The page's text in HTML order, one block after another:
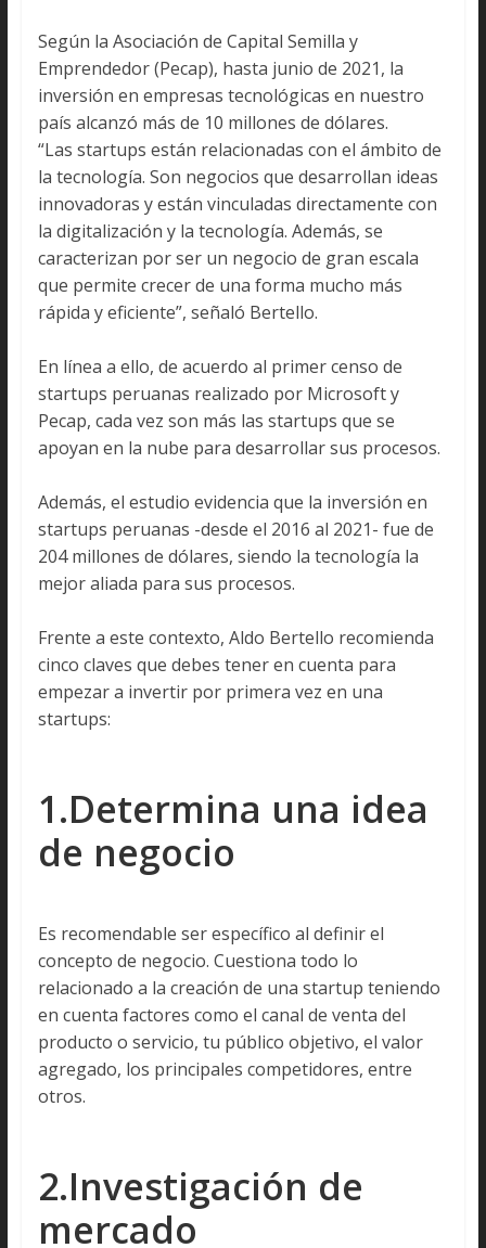
Según la Asociación de Capital Semilla y
Emprendedor (Pecap), hasta junio de 2021, la
inversión en empresas tecnológicas en nuestro
país alcanzó más de 10 millones de dólares.
“Las startups están relacionadas con el ámbito de
la tecnología. Son negocios que desarrollan ideas
innovadoras y están vinculadas directamente con
la digitalización y la tecnología. Además, se
caracterizan por ser un negocio de gran escala
que permite crecer de una forma mucho más
rápida y eficiente”, señaló Bertello.
En línea a ello, de acuerdo al primer censo de
startups peruanas realizado por Microsoft y
Pecap, cada vez son más las startups que se
apoyan en la nube para desarrollar sus procesos.
Además, el estudio evidencia que la inversión en
startups peruanas -desde el 2016 al 2021- fue de
204 millones de dólares, siendo la tecnología la
mejor aliada para sus procesos.
Frente a este contexto, Aldo Bertello recomienda
cinco claves que debes tener en cuenta para
empezar a invertir por primera vez en una
startups:
1.Determina una idea
de negocio
Es recomendable ser específico al definir el
concepto de negocio. Cuestiona todo lo
relacionado a la creación de una startup teniendo
en cuenta factores como el canal de venta del
producto o servicio, tu público objetivo, el valor
agregado, los principales competidores, entre
otros.
2.Investigación de
mercado